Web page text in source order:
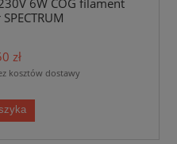
6W COG filament
zł
kosztów dostawy